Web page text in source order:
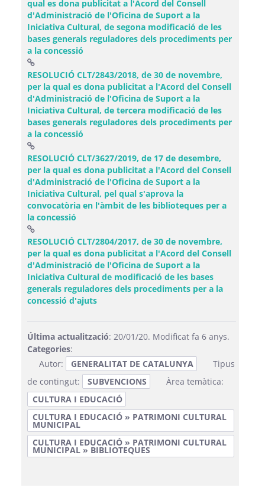
qual es dona publicitat a l'Acord del Consell
d'Administració de l'Oficina de Suport a la
Iniciativa Cultural, de segona modificació de les
bases generals reguladores dels procediments per
a la concessió
RESOLUCIÓ CLT/2843/2018, de 30 de novembre,
per la qual es dona publicitat a l'Acord del Consell
d'Administració de l'Oficina de Suport a la
Iniciativa Cultural, de tercera modificació de les
bases generals reguladores dels procediments per
a la concessió
RESOLUCIÓ CLT/3627/2019, de 17 de desembre,
per la qual es dona publicitat a l'Acord del Consell
d'Administració de l'Oficina de Suport a la
Iniciativa Cultural, pel qual s'aprova la
convocatòria en l'àmbit de les biblioteques per a
la concessió
RESOLUCIÓ CLT/2804/2017, de 30 de novembre,
per la qual es dona publicitat a l'Acord del Consell
d'Administració de l'Oficina de Suport a la
Iniciativa Cultural de modificació de les bases
generals reguladores dels procediments per a la
concessió d'ajuts(Obre una finestra nova)
Última actualització: 20/01/20. Modificat fa 6 anys.
Categories:
Autor:
GENERALITAT DE CATALUNYA
Tipus
de contingut:
SUBVENCIONS
Àrea temàtica:
CULTURA I EDUCACIÓ
CULTURA I EDUCACIÓ » PATRIMONI CULTURAL
MUNICIPAL
CULTURA I EDUCACIÓ » PATRIMONI CULTURAL
MUNICIPAL » BIBLIOTEQUES